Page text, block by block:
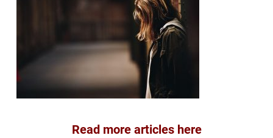
Read more articles here